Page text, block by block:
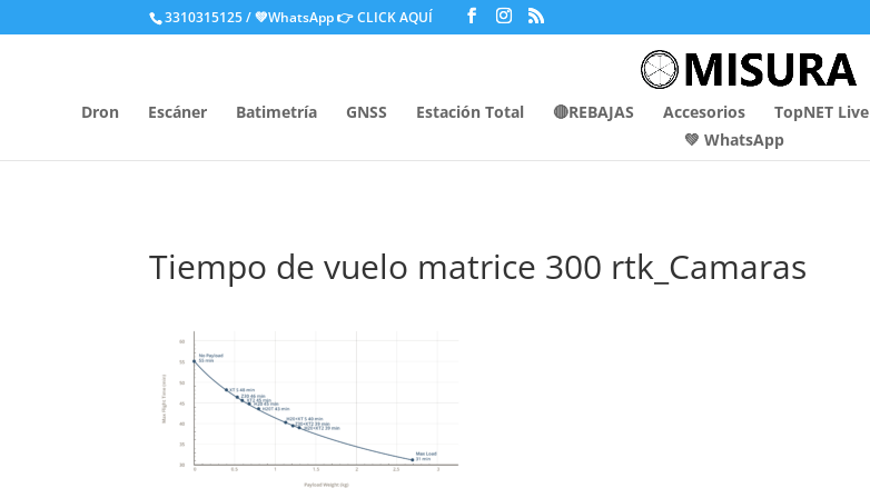
3310315125 / 💚WhatsApp👉 CLICK AQUÍ
Dron Escáner Batimetría GNSS Estación Total 🔴REBAJAS Accesorios TopNET Live
💚 WhatsApp
Tiempo de vuelo matrice 300 rtk_Camaras